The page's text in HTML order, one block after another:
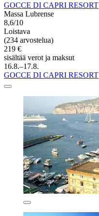
GOCCE DI CAPRI RESORT
Massa Lubrense
8,6/10
Loistava
(234 arvostelua)
219 €
sisältää verot ja maksut
16.8.–17.8.
GOCCE DI CAPRI RESORT